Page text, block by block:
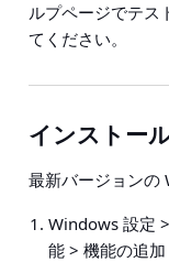
ルプページでテス
てください。
インストー
最新バージョンの
Windows 設定
能 > 機能の追加